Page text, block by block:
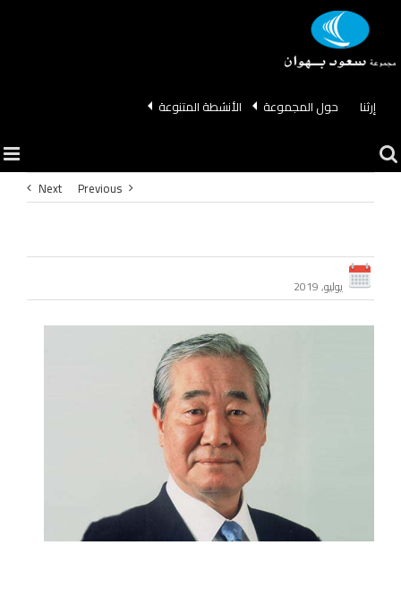
content
إرثنا حول المجموعة الأنشطة المتنوعة
Previous
Next
يوليو, 2019
View